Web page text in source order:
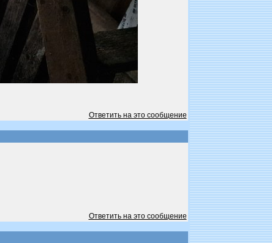
Ответить на это сообщение
Ответить на это сообщение